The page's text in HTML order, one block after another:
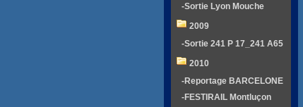
-Sortie Lyon Mouche
2009
-Sortie 241 P 17_241 A65
2010
-Reportage BARCELONE
-FESTIRAIL Montluçon